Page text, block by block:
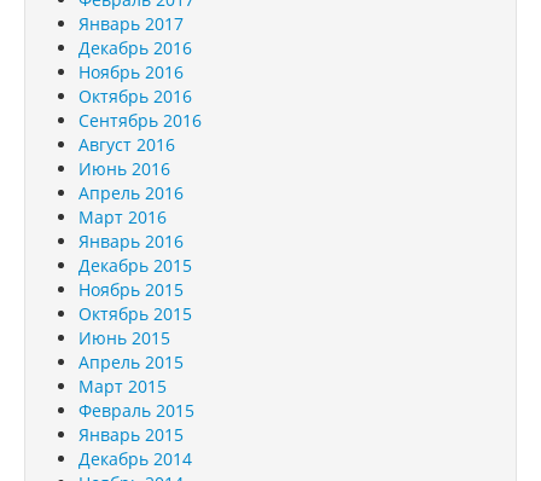
Январь 2017
Декабрь 2016
Ноябрь 2016
Октябрь 2016
Сентябрь 2016
Август 2016
Июнь 2016
Апрель 2016
Март 2016
Январь 2016
Декабрь 2015
Ноябрь 2015
Октябрь 2015
Июнь 2015
Апрель 2015
Март 2015
Февраль 2015
Январь 2015
Декабрь 2014